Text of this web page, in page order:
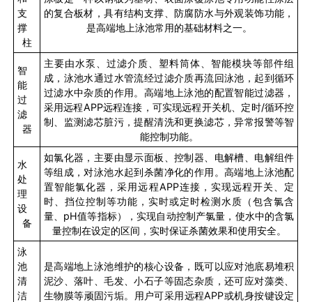
支
撑
柱
的复合板材，具有结构支撑、防腐防水与外观装饰功能，
是高端地上泳池常用的基础材料之一。
智
能
过
滤
器
主要由水泵、过滤介质、塑料筒体、智能模块等部件组
成，泳池水通过水管流经过滤介质再流回泳池，起到循环
过滤水中杂质的作用。高端地上泳池的配置智能过滤器，
采用远程APP远程连接，可实现远程开关机、定时/循环控
制、监测滤芯脏污，提醒清洗和更换滤芯，异常报警等智
能控制功能。
水
处
理
设
备
如氯化器，主要由显示面板、控制器、电解槽、电解组件
等组成，对泳池水起到杀菌净化的作用。高端地上泳池配
置智能氯化器，采用远程APP连接，实现远程开关、定
时、挡位控制等功能，实时或定时检测水质（包含氯含
量、 pH值等指标），实现自动控制产氯量，使水中的含氯
量控制在设定的区间，实时保证杀菌效果和使用安全。
泳
池
清
洁
是高端地上泳池维护的核心设备，既可以应对池底易堆积
泥沙、落叶、毛发、小石子等固态杂质，还可应对藻类、
生物膜等顽固污垢。用户可采用远程APP或机身按键设定